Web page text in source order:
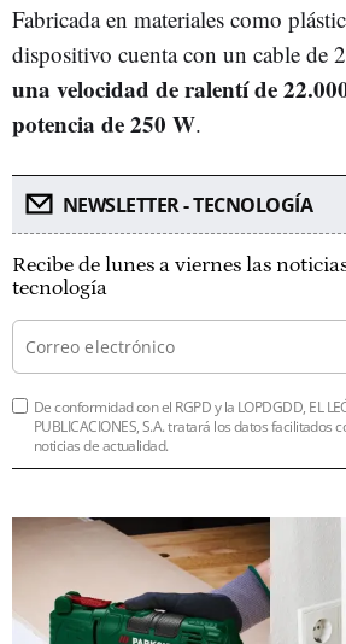
Fabricada en materiales como
dispositivo cuenta con un cable de
una velocidad de ralentí de
potencia de 250 W.
NEWSLETTER - TECNOLOGÍA
Recibe de lunes a viernes las
tecnología
De conformidad con el RGPD y la LOPDGDD, EL
PUBLICACIONES, S.A. tratará los datos facilitados
noticias de actualidad.